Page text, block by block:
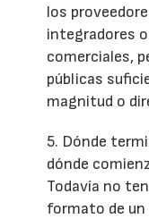
los
integradores
comerciales,
públicas
magnitud o
5. Dónde
dónde
Todavía no
formato de